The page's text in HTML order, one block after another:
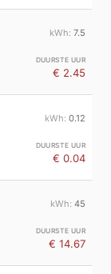
7.5
€ 2.45
0.12
€ 0.04
45
€ 14.67